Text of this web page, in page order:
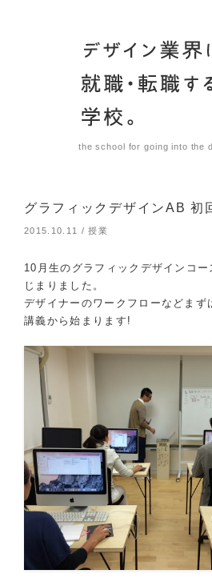
the school for going into the
グラフィックデザインAB 初
2015.10.11 / 授業
10月生のグラフィックデザインコ
じまりました。
デザイナーのワークフローなどまず
講義から始まります!